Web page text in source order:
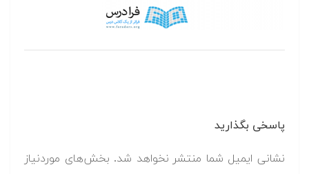
پاسخی بگذارید
نشانی ایمیل شما منتشر نخواهد شد. بخش‌های موردنیاز